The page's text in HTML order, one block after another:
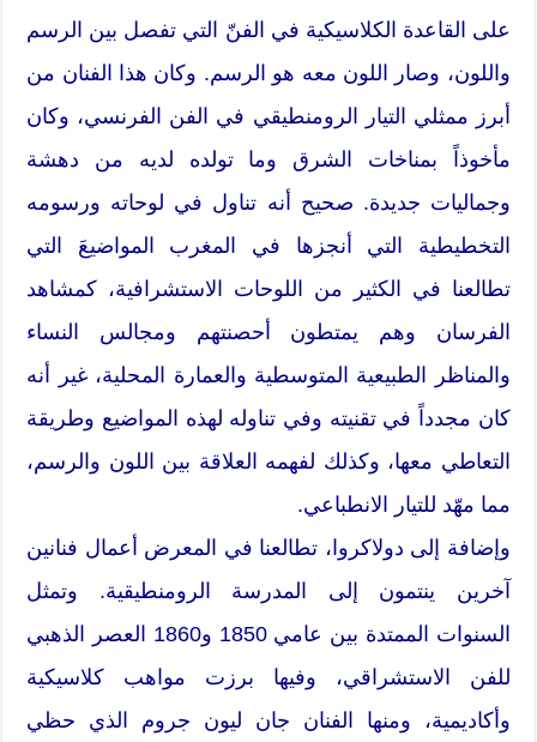
على القاعدة الكلاسيكية في الفنّ التي تفصل بين الرسم
واللون، وصار اللون معه هو الرسم. وكان هذا الفنان من
أبرز ممثلي التيار الرومنطيقي في الفن الفرنسي، وكان
مأخوذاً بمناخات الشرق وما تولده لديه من دهشة
وجماليات جديدة. صحيح أنه تناول في لوحاته ورسومه
التخطيطية التي أنجزها في المغرب المواضيعَ التي
تطالعنا في الكثير من اللوحات الاستشرافية، كمشاهد
الفرسان وهم يمتطون أحصنتهم ومجالس النساء
والمناظر الطبيعية المتوسطية والعمارة المحلية، غير أنه
كان مجدداً في تقنيته وفي تناوله لهذه المواضيع وطريقة
التعاطي معها، وكذلك لفهمه العلاقة بين اللون والرسم،
مما مهّد للتيار الانطباعي.
وإضافة إلى دولاكروا، تطالعنا في المعرض أعمال فنانين
آخرين ينتمون إلى المدرسة الرومنطيقية. وتمثل
السنوات الممتدة بين عامي 1850 و1860 العصر الذهبي
للفن الاستشراقي، وفيها برزت مواهب كلاسيكية
وأكاديمية، ومنها الفنان جان ليون جروم الذي حظي